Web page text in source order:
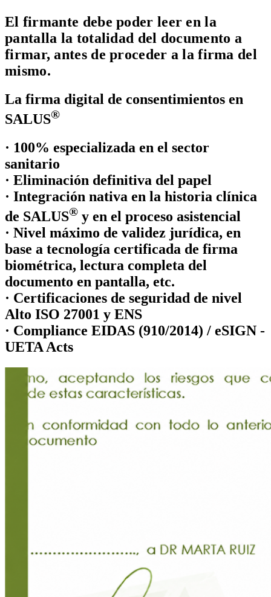
El firmante debe poder leer en la
pantalla la totalidad del documento a
firmar, antes de proceder a la firma del
mismo.
La firma digital de consentimientos en
SALUS®
· 100% especializada en el sector
sanitario
· Eliminación definitiva del papel
· Integración nativa en la historia clínica
de SALUS® y en el proceso asistencial
· Nivel máximo de validez jurídica, en
base a tecnología certificada de firma
biométrica, lectura completa del
documento en pantalla, etc.
· Certificaciones de seguridad de nivel
Alto ISO 27001 y ENS
· Compliance EIDAS (910/2014) / eSIGN -
UETA Acts